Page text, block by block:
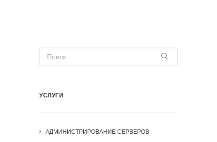
УСЛУГИ
АДМИНИСТРИРОВАНИЕ СЕРВЕРОВ